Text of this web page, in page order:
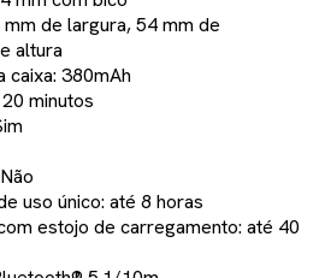
de largura, 54 mm de
altura
caixa: 380mAh
minutos
uso único: até 8 horas
estojo de carregamento: até 40